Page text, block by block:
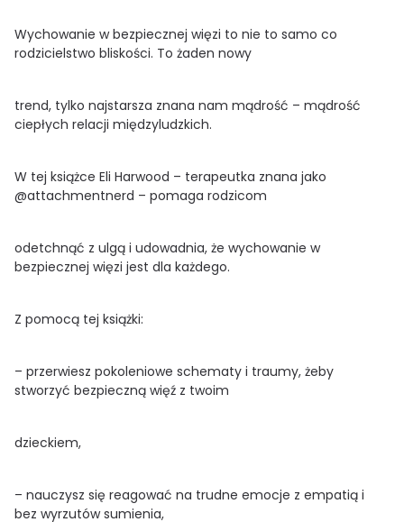
Wychowanie w bezpiecznej więzi to nie to samo co
rodzicielstwo bliskości. To żaden nowy
trend, tylko najstarsza znana nam mądrość – mądrość
ciepłych relacji międzyludzkich.
W tej książce Eli Harwood – terapeutka znana jako
@attachmentnerd – pomaga rodzicom
odetchnąć z ulgą i udowadnia, że wychowanie w
bezpiecznej więzi jest dla każdego.
Z pomocą tej książki:
– przerwiesz pokoleniowe schematy i traumy, żeby
stworzyć bezpieczną więź z twoim
dzieckiem,
– nauczysz się reagować na trudne emocje z empatią i
bez wyrzutów sumienia,